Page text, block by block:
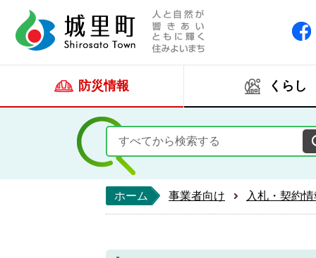
防災情報 くらし
ホーム 事業者向け 入札・契約